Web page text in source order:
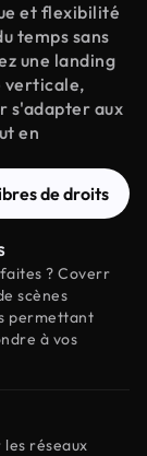
et flexibilité
temps sans
une landing
verticale,
s'adapter aux
en
de droits
? Coverr
scènes
permettant
à vos
réseaux